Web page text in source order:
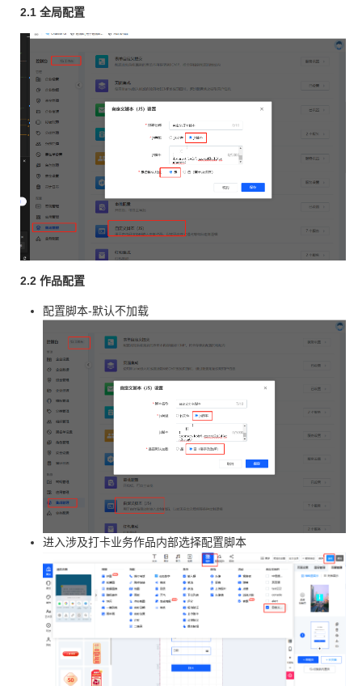
2.1 全局配置
2.2 作品配置
配置脚本-默认不加载
进入涉及打卡业务作品内部选择配置脚本